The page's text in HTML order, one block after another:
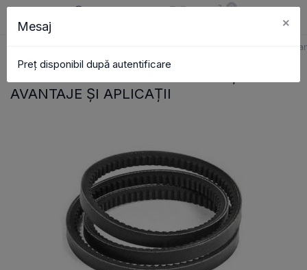
0
Cureaua trapezoidală: Scop,
AVANTAJE ȘI APLICAȚII
Mesaj ×
Preț disponibil după autentificare